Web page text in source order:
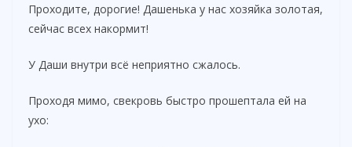
Проходите, дорогие! Дашенька у нас хозяйка золотая,
сейчас всех накормит!
У Даши внутри всё неприятно сжалось.
Проходя мимо, свекровь быстро прошептала ей на
ухо: